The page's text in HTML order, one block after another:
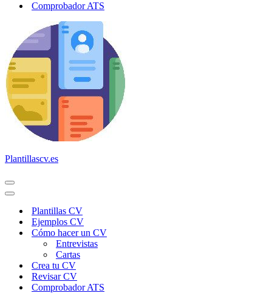
Comprobador ATS
Plantillascv.es
Menú
de
Menú
navegaciónPlantillas CV
Ejemplos CV
Cómo hacer un CV
Entrevistas
Cartas
Crea tu CV
Revisar CV
Comprobador ATS